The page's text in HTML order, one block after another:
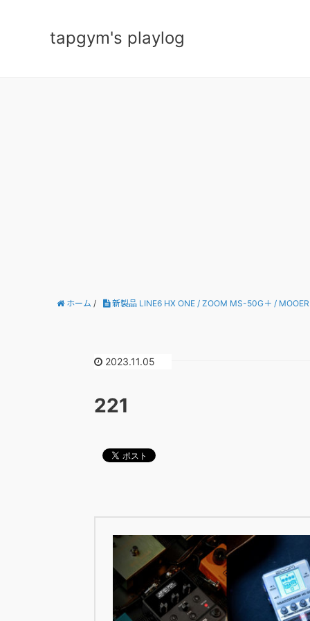
tapgym's playlog
ホーム / 新製品 LINE6 HX ONE / ZOOM MS-50G＋ /
2023.11.05
221